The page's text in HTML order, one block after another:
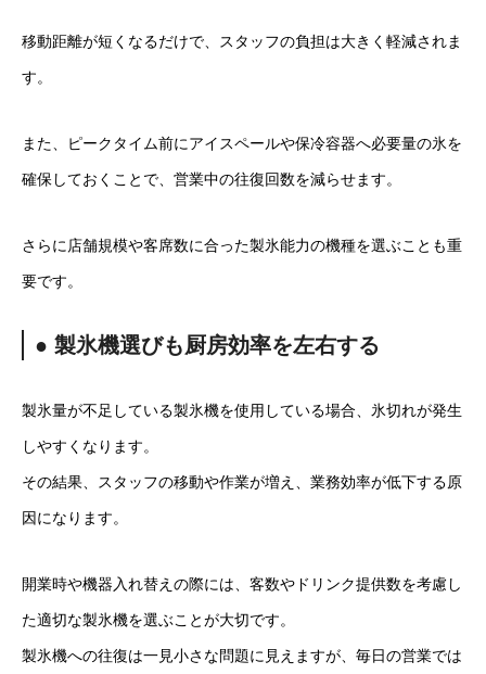
移動距離が短くなるだけで、スタッフの負担は大きく軽減されま
す。
また、ピークタイム前にアイスペールや保冷容器へ必要量の氷を
確保しておくことで、営業中の往復回数を減らせます。
さらに店舗規模や客席数に合った製氷能力の機種を選ぶことも重
要です。
● 製氷機選びも厨房効率を左右する
製氷量が不足している製氷機を使用している場合、氷切れが発生
しやすくなります。
その結果、スタッフの移動や作業が増え、業務効率が低下する原
因になります。
開業時や機器入れ替えの際には、客数やドリンク提供数を考慮し
た適切な製氷機を選ぶことが大切です。
製氷機への往復は一見小さな問題に見えますが、毎日の営業では